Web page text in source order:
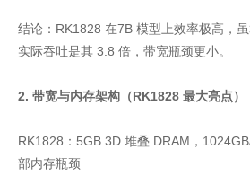
结论：RK1828 在7B 模型上效率极高，
实际吞吐是其 3.8 倍，带宽瓶颈更小。
2. 带宽与内存架构（RK1828 最大亮点）
RK1828：5GB 3D 堆叠 DRAM，
部内存瓶颈